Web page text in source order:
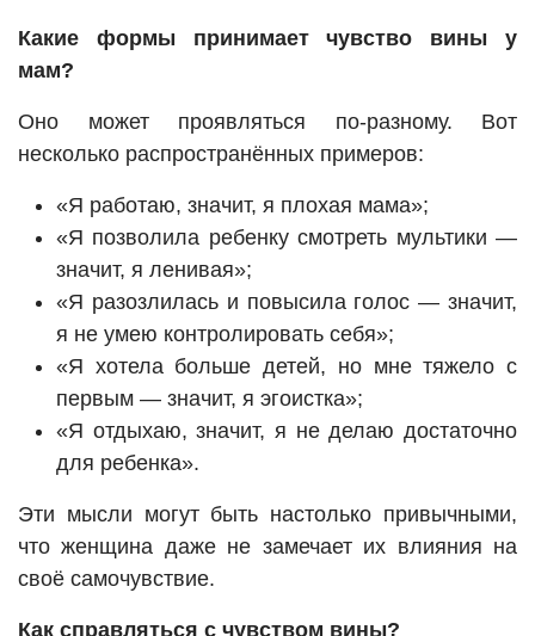
Какие формы принимает чувство вины у
мам?
Оно может проявляться по-разному. Вот
несколько распространённых примеров:
«Я работаю, значит, я плохая мама»;
«Я позволила ребенку смотреть мультики —
значит, я ленивая»;
«Я разозлилась и повысила голос — значит,
я не умею контролировать себя»;
«Я хотела больше детей, но мне тяжело с
первым — значит, я эгоистка»;
«Я отдыхаю, значит, я не делаю достаточно
для ребенка».
Эти мысли могут быть настолько привычными,
что женщина даже не замечает их влияния на
своё самочувствие.
Как справляться с чувством вины?